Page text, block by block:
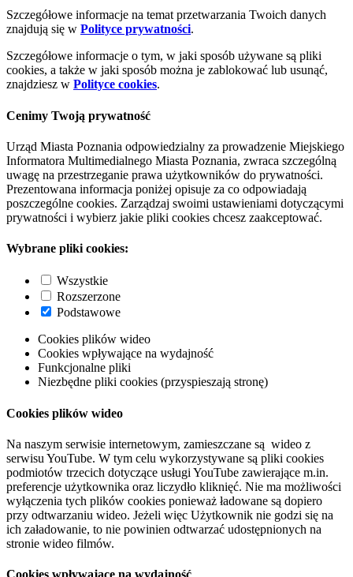
Szczegółowe informacje na temat przetwarzania Twoich danych
znajdują się w Polityce prywatności.
Szczegółowe informacje o tym, w jaki sposób używane są pliki
cookies, a także w jaki sposób można je zablokować lub usunąć,
znajdziesz w Polityce cookies.
Cenimy Twoją prywatność
Urząd Miasta Poznania odpowiedzialny za prowadzenie Miejskiego
Informatora Multimedialnego Miasta Poznania, zwraca szczególną
uwagę na przestrzeganie prawa użytkowników do prywatności.
Prezentowana informacja poniżej opisuje za co odpowiadają
poszczególne cookies. Zarządzaj swoimi ustawieniami dotyczącymi
prywatności i wybierz jakie pliki cookies chcesz zaakceptować.
Wybrane pliki cookies:
Wszystkie
Rozszerzone
Podstawowe
Cookies plików wideo
Cookies wpływające na wydajność
Funkcjonalne pliki
Niezbędne pliki cookies (przyspieszają stronę)
Cookies plików wideo
Na naszym serwisie internetowym, zamieszczane są wideo z
serwisu YouTube. W tym celu wykorzystywane są pliki cookies
podmiotów trzecich dotyczące usługi YouTube zawierające m.in.
preferencje użytkownika oraz liczydło kliknięć. Nie ma możliwości
wyłączenia tych plików cookies ponieważ ładowane są dopiero
przy odtwarzaniu wideo. Jeżeli więc Użytkownik nie godzi się na
ich załadowanie, to nie powinien odtwarzać udostępnionych na
stronie wideo filmów.